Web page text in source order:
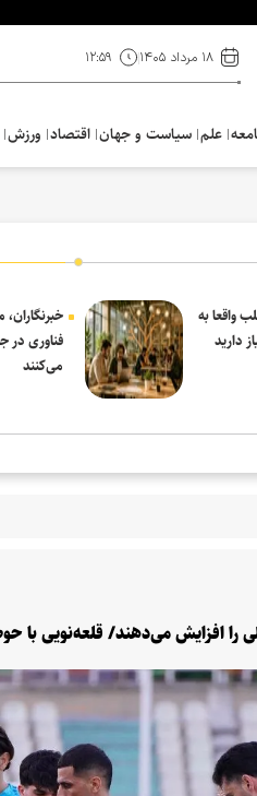
۱۸ مرداد ۱۴۰۵ ۱۲:۵۹
علم سیاست و جهان اقتصاد ورزش
واقعا به
دارید
فناوری در
می‌کنند
را افزایش می‌دهند/ قلعه‌نویی با